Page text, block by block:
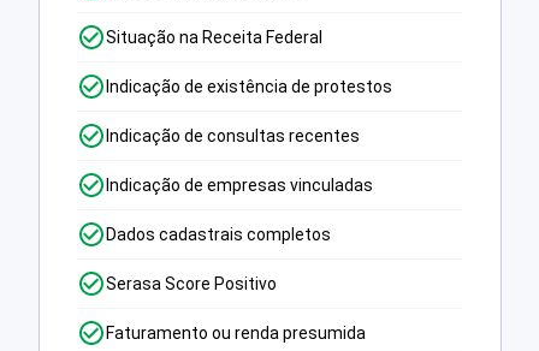
Situação na Receita Federal
Indicação de existência de protestos
Indicação de consultas recentes
Indicação de empresas vinculadas
Dados cadastrais completos
Serasa Score Positivo
Faturamento ou renda presumida